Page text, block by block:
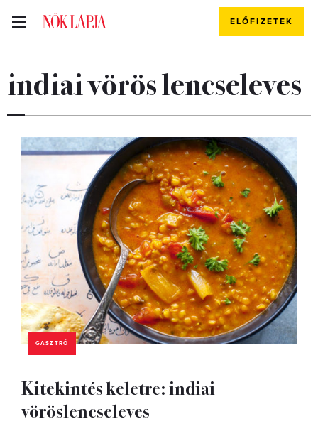
ELŐFIZETEK
indiai vörös lencseleves
GASZTRÓ
Kitekintés keletre: indiai
vöröslencseleves